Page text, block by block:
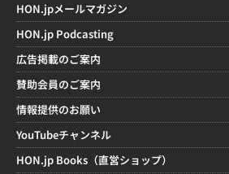
HON.jpメールマガジン
HON.jp Podcasting
広告掲載のご案内
賛助会員のご案内
情報提供のお願い
YouTubeチャンネル
HON.jp Books（直営ショップ）